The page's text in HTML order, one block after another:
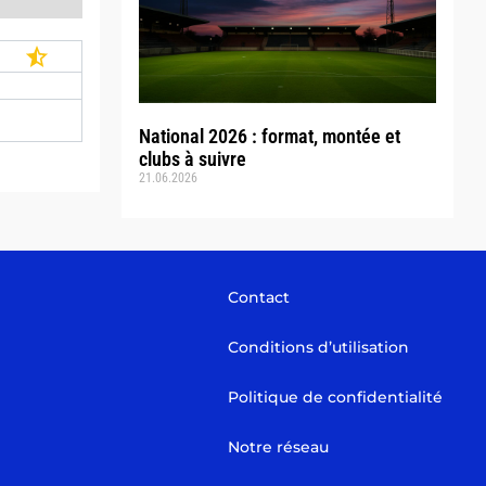
National 2026 : format, montée et
clubs à suivre
21.06.2026
Contact
Conditions d’utilisation
Politique de confidentialité
Notre réseau